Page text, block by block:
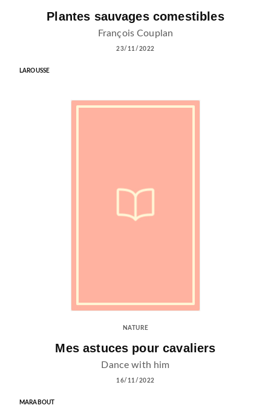
Plantes sauvages comestibles
François Couplan
23/11/2022
LAROUSSE
NATURE
Mes astuces pour cavaliers
Dance with him
16/11/2022
MARABOUT